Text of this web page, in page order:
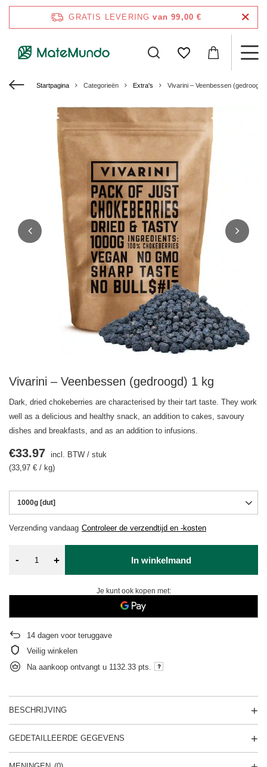
GRATIS LEVERING van 99,00 €
Startpagina Categorieën Extra's Vivarini – Veenbessen (gedroogd)
Vivarini – Veenbessen (gedroogd) 1 kg
Dark, dried chokeberries are characterised by their tart taste. They work
well as a delicious and healthy snack, an addition to cakes, savoury
dishes and breakfasts, and as an addition to infusions.
1000g [dut]
Verzending vandaag Controleer de verzendtijd en -kosten
€33.97 incl. BTW / stuk
(33,97 € / kg)
- + In winkelmand
Je kunt ook kopen met:
14 dagen voor teruggave
Veilig winkelen
Na aankoop ontvangt u 1132.33 pts.
BESCHRIJVING
GEDETAILLEERDE GEGEVENS